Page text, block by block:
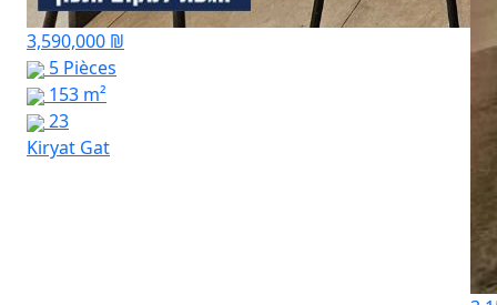
3,590,000 ₪
5 Pièces
153 m²
23
Kiryat Gat